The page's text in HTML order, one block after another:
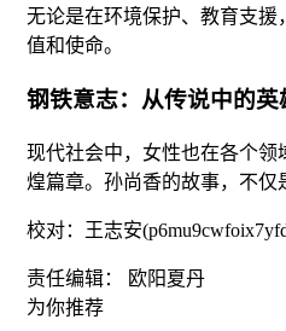
无论是在环境保护、教育支
值和使命。
钢铁意志：从传说中的
现代社会中，女性也在各个
煌篇章。孙尚香的故事，不仅
校对：王志安
责任编辑： 欧阳夏丹
为你推荐